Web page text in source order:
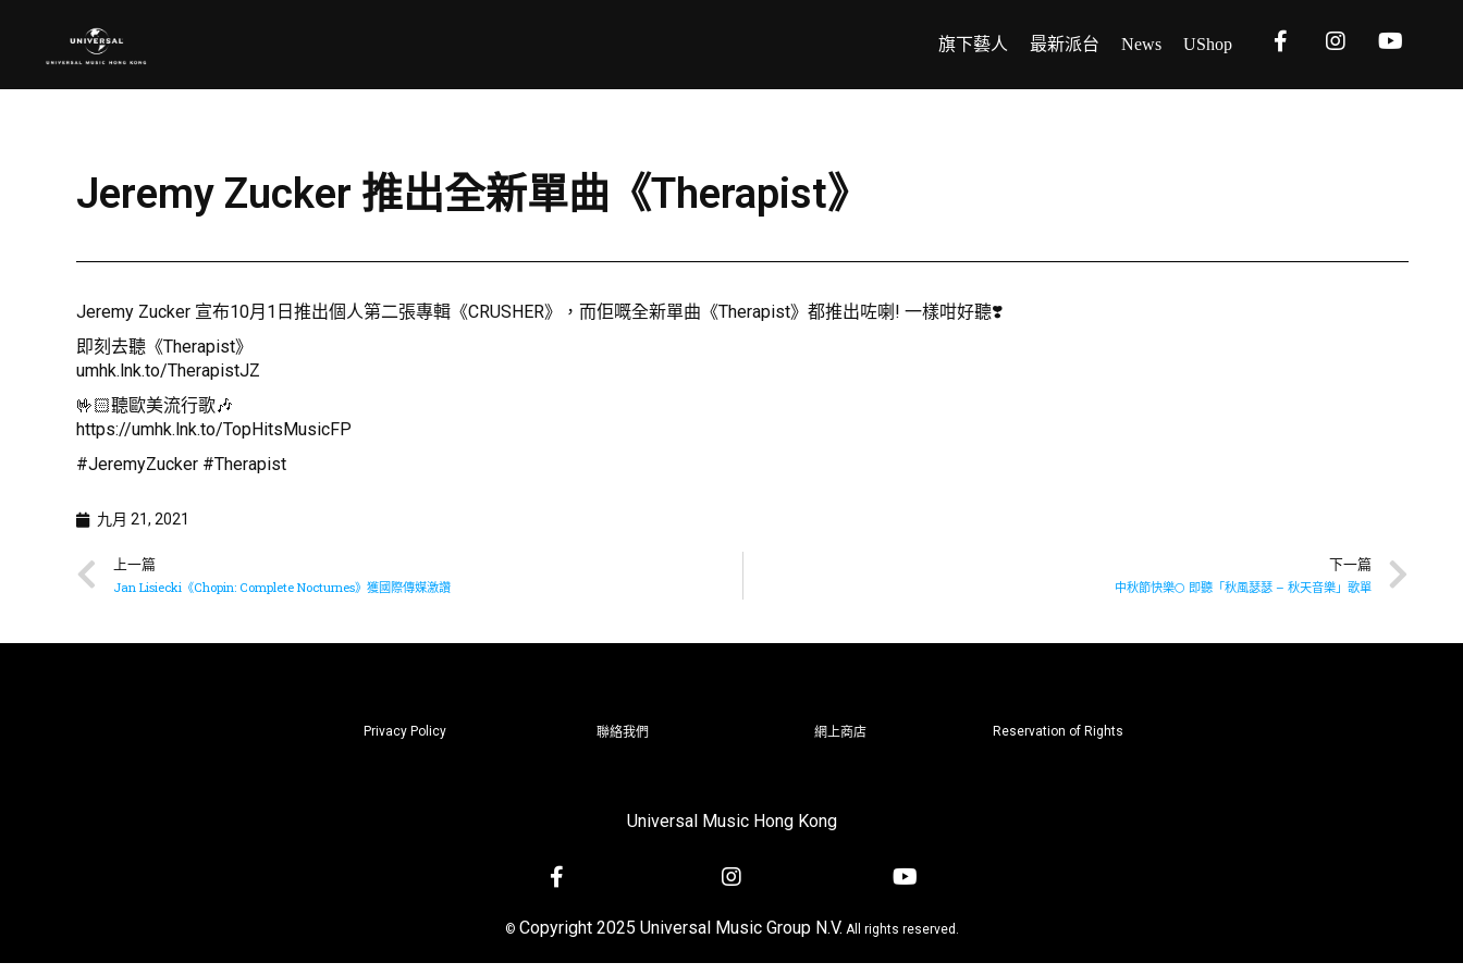
旗下藝人 最新派台 News UShop
Jeremy Zucker 推出全新單曲《Therapist》
Jeremy Zucker 宣布10月1日推出個人第二張專輯《CRUSHER》，而佢嘅全新單曲《Therapist》都推出咗喇! 一樣咁好聽❣️
即刻去聽《Therapist》
umhk.lnk.to/TherapistJZ
🤟🏻聽歐美流行歌🎶
https://umhk.lnk.to/TopHitsMusicFP
#JeremyZucker #Therapist
九月 21, 2021
上一篇
Jan Lisiecki《Chopin: Complete Nocturnes》獲國際傳媒激讚
下一篇
中秋節快樂🌕 即聽「秋風瑟瑟 – 秋天音樂」歌單
Privacy Policy 聯絡我們 網上商店 Reservation of Rights
Universal Music Hong Kong
© Copyright 2025 Universal Music Group N.V. All rights reserved.